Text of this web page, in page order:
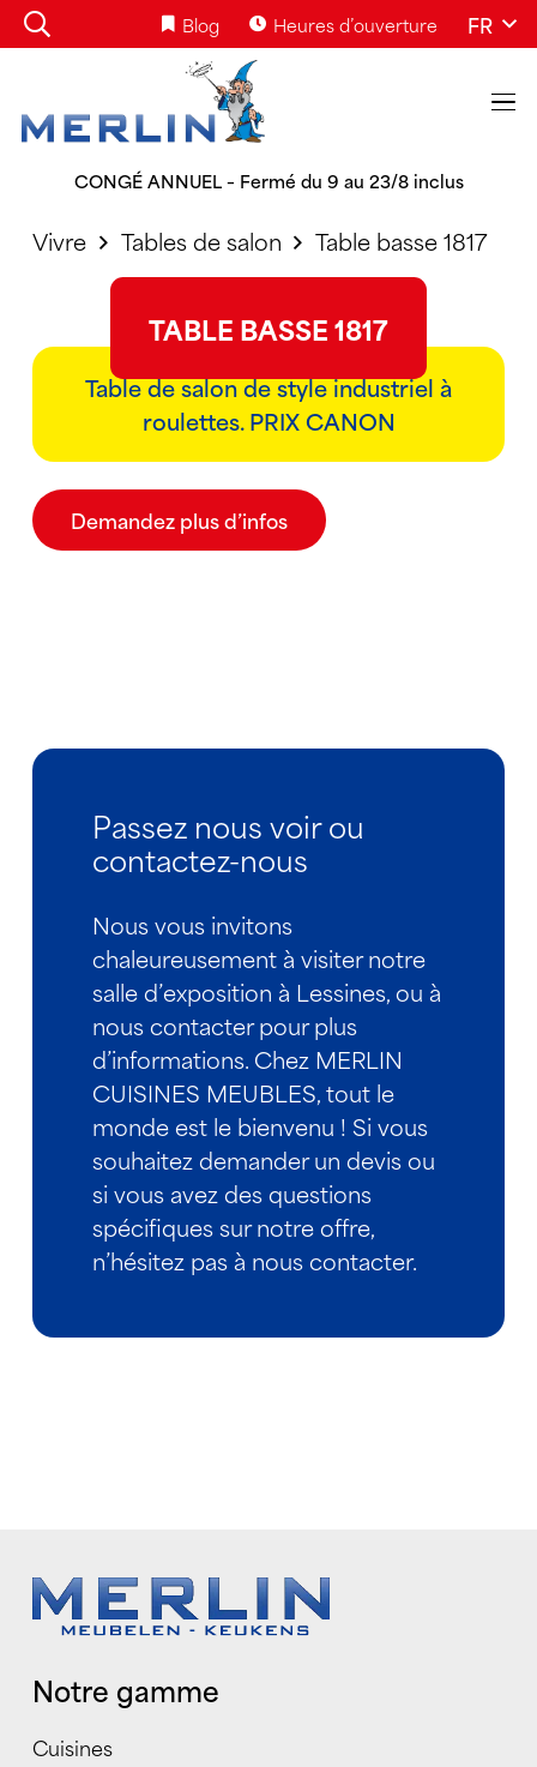
Blog Heures d’ouverture FR
CONGÉ ANNUEL – Fermé du 9 au 23/8 inclus
Vivre Tables de salon Table basse 1817
TABLE BASSE 1817
Table de salon de style industriel à
roulettes. PRIX CANON
Demandez plus d’infos
Passez nous voir ou
contactez-nous
Nous vous invitons
chaleureusement à visiter notre
salle d’exposition à Lessines, ou à
nous contacter pour plus
d’informations. Chez MERLIN
CUISINES MEUBLES, tout le
monde est le bienvenu ! Si vous
souhaitez demander un devis ou
si vous avez des questions
spécifiques sur notre offre,
n’hésitez pas à nous contacter.
Notre gamme
Cuisines